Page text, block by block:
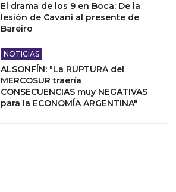
El drama de los 9 en Boca: De la
lesión de Cavani al presente de
Bareiro
NOTICIAS
ALSONFÍN: "La RUPTURA del
MERCOSUR traería
CONSECUENCIAS muy NEGATIVAS
para la ECONOMÍA ARGENTINA"